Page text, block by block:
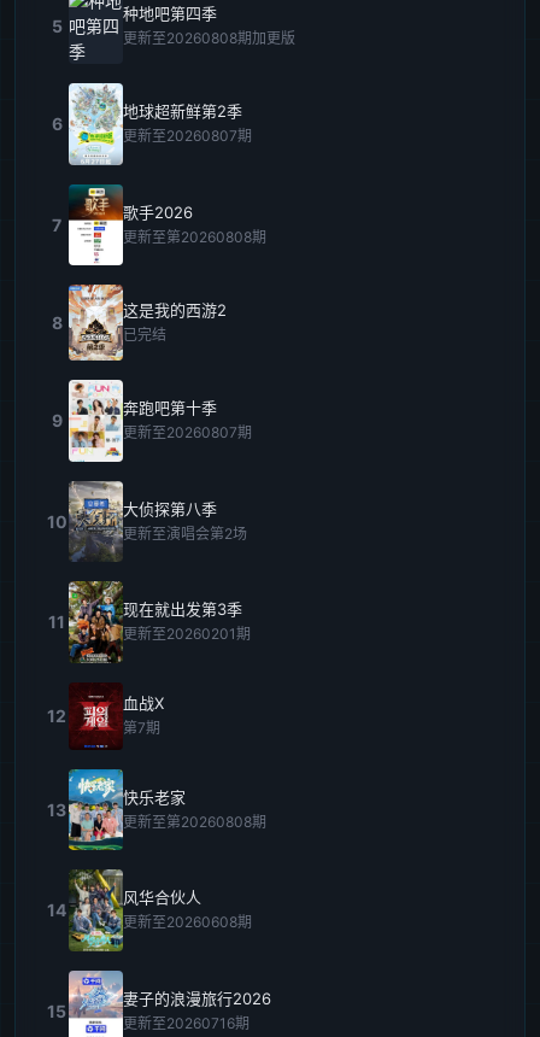
5
种地吧第四季
更新至20260808期加更版
6
地球超新鲜第2季
更新至20260807期
7
歌手2026
更新至第20260808期
8
这是我的西游2
已完结
9
奔跑吧第十季
更新至20260807期
10
大侦探第八季
更新至演唱会第2场
11
现在就出发第3季
更新至20260201期
12
血战X
第7期
13
快乐老家
更新至第20260808期
14
风华合伙人
更新至20260608期
15
妻子的浪漫旅行2026
更新至20260716期